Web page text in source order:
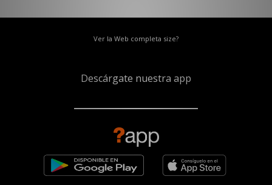
Ver la Web completa size?
Descárgate nuestra app